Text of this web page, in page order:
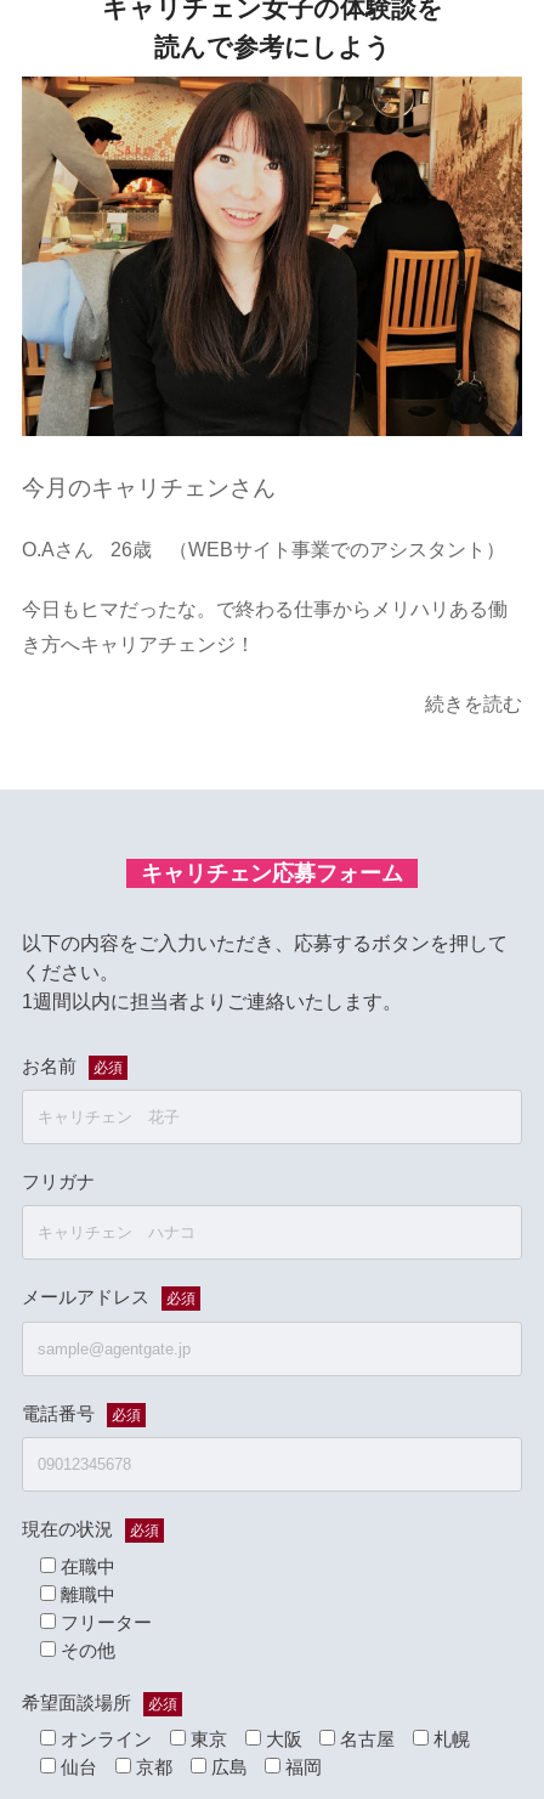
キャリチェン女子の体験談を
読んで参考にしよう
今月のキャリチェンさん
O.Aさん 26歳 （WEBサイト事業でのアシスタント）
今日もヒマだったな。で終わる仕事からメリハリある働
き方へキャリアチェンジ！
続きを読む
キャリチェン応募フォーム
以下の内容をご入力いただき、応募するボタンを押して
ください。
1週間以内に担当者よりご連絡いたします。
お名前 必須
フリガナ
メールアドレス 必須
電話番号 必須
現在の状況 必須
在職中
離職中
フリーター
その他
希望面談場所 必須
オンライン 東京 大阪 名古屋
札幌
仙台
京都 広島 福岡